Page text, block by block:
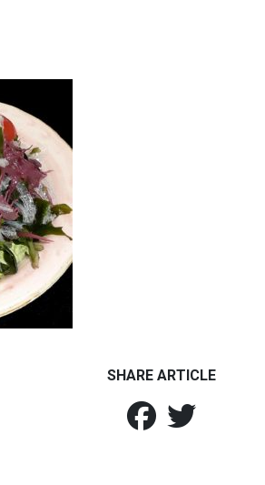
SHARE ARTICLE